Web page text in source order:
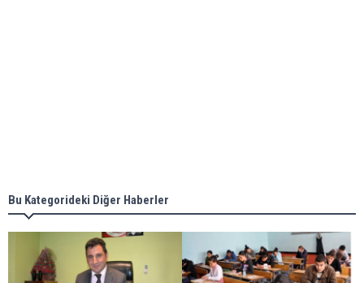
Bu Kategorideki Diğer Haberler